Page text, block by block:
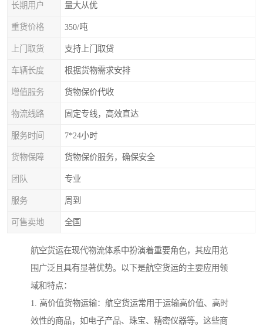
长期用户 量大从优
重货价格 350/吨
上门取货 支持上门取贷
车辆长度 根据货物需求安排
增值服务 货物保价代收
物流线路 固定专线，高效直达
服务时间 7*24小时
货物保障 货物保价服务，确保安全
团队 专业
服务 周到
可售卖地 全国
航空货运在现代物流体系中扮演着重要角色，其应用范
围广泛且具有显著优势。以下是航空货运的主要应用领
域和特点：
1. 高价值货物运输：航空货运常用于运输高价值、高时
效性的商品，如电子产品、珠宝、精密仪器等。这些商